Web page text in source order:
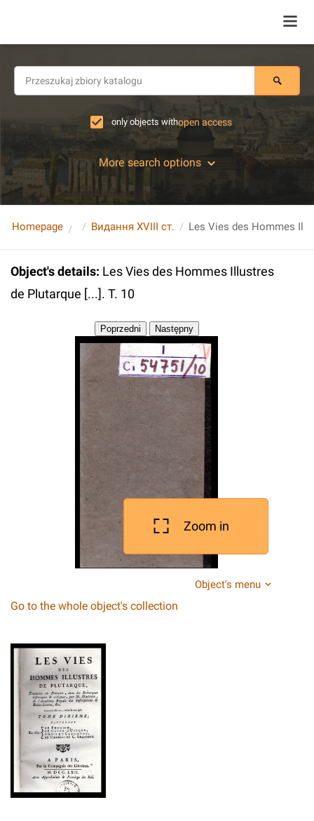
only objects withopen access
More search options
Homepage Видання XVIII ст.
Object's details: Les Vies des Hommes Illustres
de Plutarque [...]. T. 10
Zoom in
Object's menu
Go to the whole object's collection